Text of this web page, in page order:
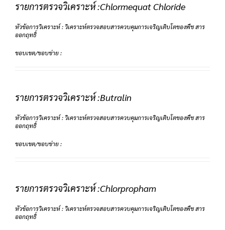
รายการตรวจวิเคราะห์ :Chlormequat Chloride
หัวข้อการวิเคราะห์ : วิเคราะห์ตรวจสอบสารควบคุมการเจริญเติบโตของพืช สาร
ออกฤทธิ์
ขอบเขต/ขอบข่าย :
รายการตรวจวิเคราะห์ :Butralin
หัวข้อการวิเคราะห์ : วิเคราะห์ตรวจสอบสารควบคุมการเจริญเติบโตของพืช สาร
ออกฤทธิ์
ขอบเขต/ขอบข่าย :
รายการตรวจวิเคราะห์ :Chlorpropham
หัวข้อการวิเคราะห์ : วิเคราะห์ตรวจสอบสารควบคุมการเจริญเติบโตของพืช สาร
ออกฤทธิ์